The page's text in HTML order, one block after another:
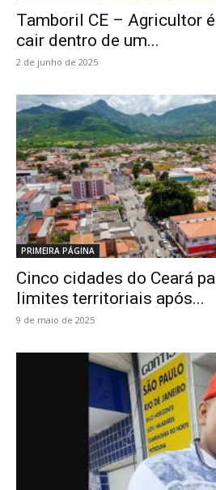
Tamboril CE – Agricultor
cair dentro de um...
2 de junho de 2025
PRIMEIRA PÁGINA
Cinco cidades do Ceará
limites territoriais após...
9 de maio de 2025